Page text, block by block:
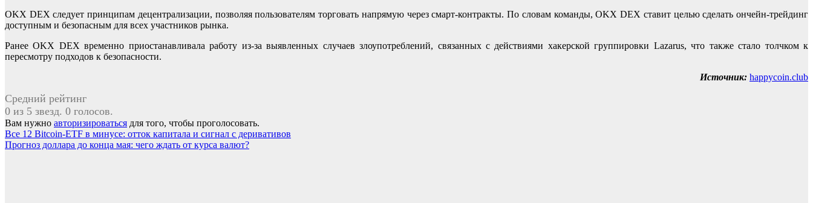
OKX DEX следует принципам децентрализации, позволяя пользователям торговать напрямую через смарт-контракты. По словам команды, OKX DEX ставит целью сделать ончейн-трейдинг
доступным и безопасным для всех участников рынка.
Ранее OKX DEX временно приостанавливала работу из-за выявленных случаев злоупотреблений, связанных с действиями хакерской группировки Lazarus, что также стало толчком к
пересмотру подходов к безопасности.
Источник: happycoin.club
Средний рейтинг
0 из 5 звезд. 0 голосов.
Вам нужно авторизироваться для того, чтобы проголосовать.
Навигация
по
Все 12 Bitcoin-ETF в минусе: отток капитала и сигнал с деривативов
Прогноз доллара до конца мая: чего ждать от курса валют?